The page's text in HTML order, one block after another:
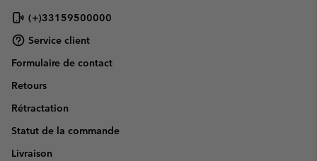
(+)33159500000
Service client
Formulaire de contact
Retours
Rétractation
Statut de la commande
Livraison